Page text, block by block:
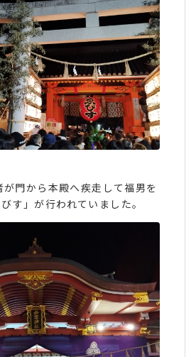
門から本殿へ疾走して福男を
す」が行われていました。